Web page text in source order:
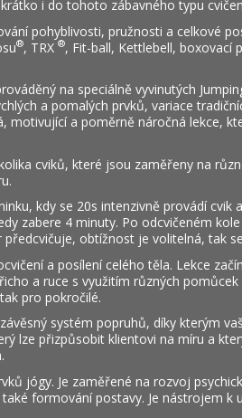
i do tohoto zábavného typu
pohyblivosti, pružnosti a celkové
®, TRX ®, Fit-ball, Kettlebell, boxovací
na speciálně vyvinutých
a pomalých prvků, variace
motivující a poměrně náročná lekce,
cviků, které jsou zaměřeny na
kdy se 20s intenzivně provádí cvik
zabere 4 minuty. Po odcvičeném
obtížnost je volitelná, tak
a posílení celého těla. Lekce
a ruce s využitím různých
pro pokročilé.
systém popruhů, díky kterým
lze přizpůsobit klientovi na míru a
jógy. Je zaměřené na rozvoj
formování postavy. Je nástrojem k